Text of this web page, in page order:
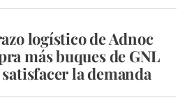
logístico de Adnoc
más buques de GNL
la demanda